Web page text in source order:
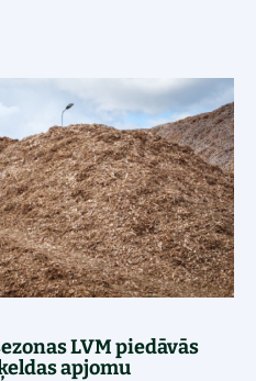
LVM piedāvās
apjomu